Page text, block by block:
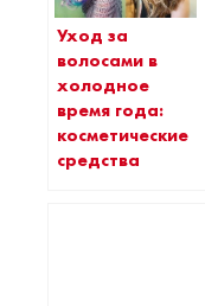
Уход за
волосами в
холодное
время года:
косметические
средства